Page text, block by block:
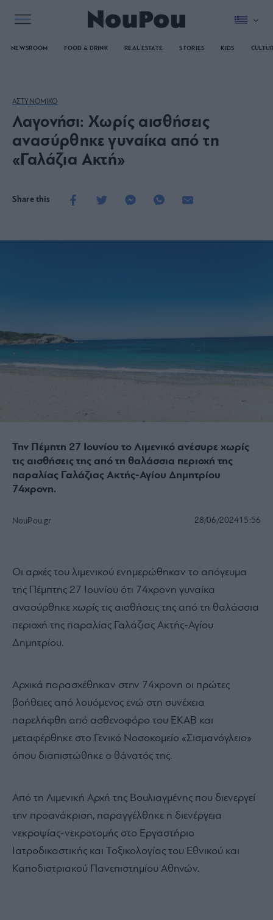
NEWSROOM FOOD & DRINK REAL ESTATE STORIES KIDS
ΑΣΤΥΝΟΜΙΚΟ
Λαγονήσι: Χωρίς αισθήσεις
ανασύρθηκε γυναίκα από τη
«Γαλάζια Ακτή»
Share this
Την Πέμπτη 27 Ιουνίου το Λιμενικό ανέσυρε χωρίς
τις αισθήσεις της από τη θαλάσσια περιοχή της
παραλίας Γαλάζιας Ακτής-Αγίου Δημητρίου
74χρονη.
NouPou.gr 28/06/202415:56
Οι αρχές του λιμενικού ενημερώθηκαν το απόγευμα
της Πέμπτης 27 Ιουνίου ότι 74χρονη γυναίκα
ανασύρθηκε χωρίς τις αισθήσεις της από τη θαλάσσια
περιοχή της παραλίας Γαλάζιας Ακτής-Αγίου
Δημητρίου.
Αρχικά παρασχέθηκαν στην 74χρονη οι πρώτες
βοήθειες από λουόμενος ενώ στη συνέχεια
παρελήφθη από ασθενοφόρο του ΕΚΑΒ και
μεταφέρθηκε στο Γενικό Νοσοκομείο «Σισμανόγλειο»
όπου διαπιστώθηκε ο θάνατός της.
Από τη Λιμενική Αρχή της Βουλιαγμένης που διενεργεί
την προανάκριση, παραγγέλθηκε η διενέργεια
νεκροψίας-νεκροτομής στο Εργαστήριο
Ιατροδικαστικής και Τοξικολογίας του Εθνικού και
Καποδιστριακού Πανεπιστημίου Αθηνών.